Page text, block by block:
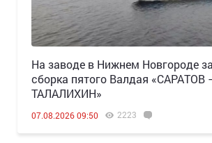
Н️а заводе в Нижнем Новгороде
сборка пятого Валдая
ТАЛАЛИХИН»
07.08.2026 09:50 2223